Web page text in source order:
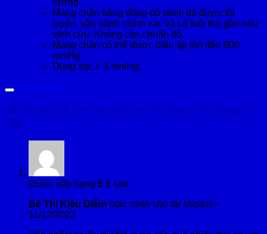
Màng chắn bằng đồng đỏ berili đã được tôi
luyện, vận hành chính xác và có tuổi thọ gần như
vĩnh cửu. Không cần chuẩn độ.
Màng chắn có thể được điều áp lên đến 600
mmHg.
Dung sai: /- 3 mmHg.
Đánh giá (16)
16 đánh giá cho Huyết áp kế đồng hồ dạng xe
đẩy
Được xếp hạng 5 5 sao
Bế Thị Kiều Diễm (xác minh chủ tài khoản) –
11/12/2023